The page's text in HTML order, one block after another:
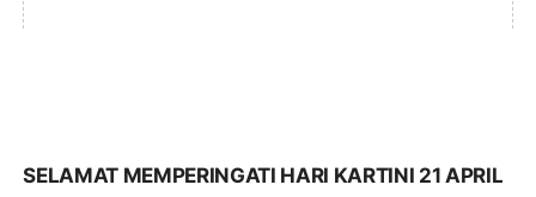
SELAMAT MEMPERINGATI HARI KARTINI 21 APRIL